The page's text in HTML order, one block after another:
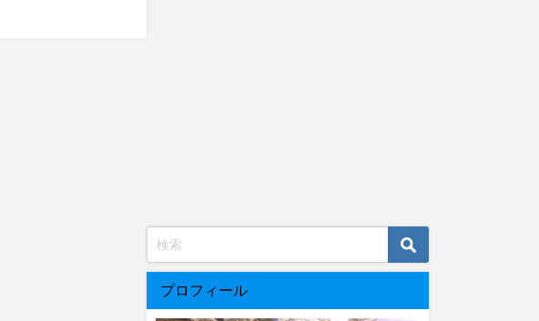
プロフィール